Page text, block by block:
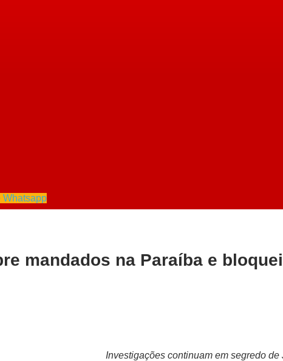
Whatsapp
mandados na Paraíba e
Investigações continuam em segredo de